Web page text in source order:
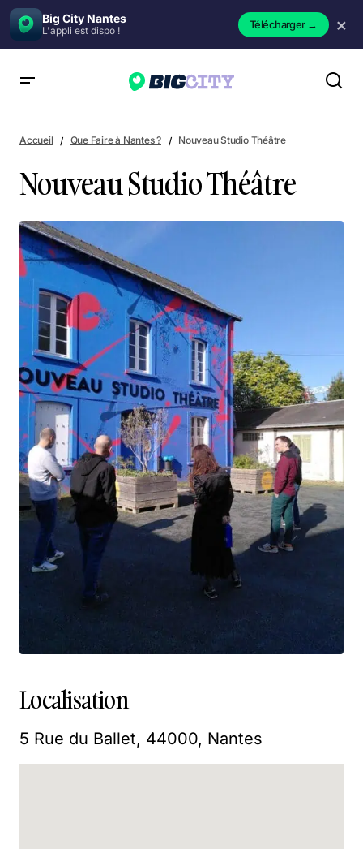
Big City Nantes
L'appli est dispo ! Télécharger→ ×
Accueil Que Faire à Nantes ? Nouveau Studio Théâtre
Nouveau Studio Théâtre
Localisation
5 Rue du Ballet, 44000, Nantes